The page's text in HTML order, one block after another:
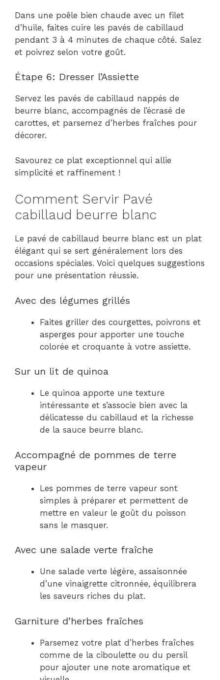
Dans une poêle bien chaude avec un filet
d’huile, faites cuire les pavés de cabillaud
pendant 3 à 4 minutes de chaque côté. Salez
et poivrez selon votre goût.
Étape 6: Dresser l’Assiette
Servez les pavés de cabillaud nappés de
beurre blanc, accompagnés de l’écrasé de
carottes, et parsemez d’herbes fraîches pour
décorer.
Savourez ce plat exceptionnel qui allie
simplicité et raffinement !
Comment Servir Pavé
cabillaud beurre blanc
Le pavé de cabillaud beurre blanc est un plat
élégant qui se sert généralement lors des
occasions spéciales. Voici quelques suggestions
pour une présentation réussie.
Avec des légumes grillés
Faites griller des courgettes, poivrons et
asperges pour apporter une touche
colorée et croquante à votre assiette.
Sur un lit de quinoa
Le quinoa apporte une texture
intéressante et s’associe bien avec la
délicatesse du cabillaud et la richesse
de la sauce beurre blanc.
Accompagné de pommes de terre
vapeur
Les pommes de terre vapeur sont
simples à préparer et permettent de
mettre en valeur le goût du poisson
sans le masquer.
Avec une salade verte fraîche
Une salade verte légère, assaisonnée
d’une vinaigrette citronnée, équilibrera
les saveurs riches du plat.
Garniture d’herbes fraîches
Parsemez votre plat d’herbes fraîches
comme de la ciboulette ou du persil
pour ajouter une note aromatique et